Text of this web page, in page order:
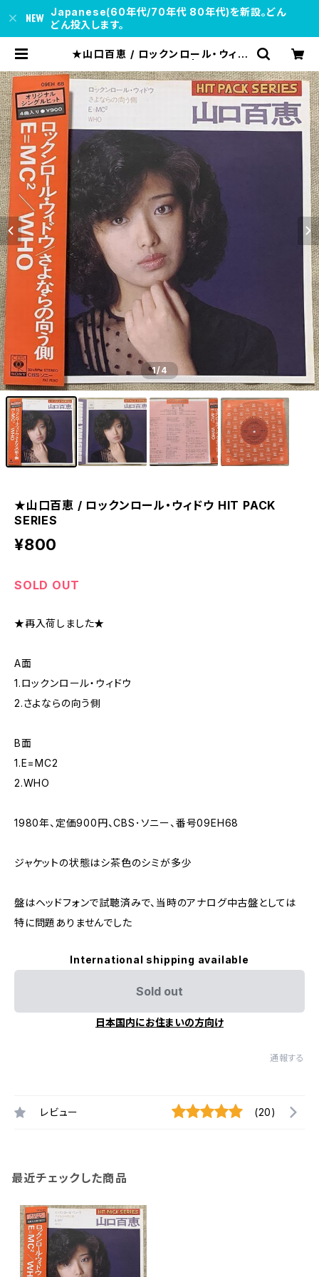
Japanese(60年代/70年代 80年代)を新設。どん
どん投入します。
★山口百恵 / ロックンロール・ウィド
pect records
1/4
★山口百恵 / ロックンロール・ウィドウ HIT PACK
SERIES
¥800
SOLD OUT
★再入荷しました★
A面
1.ロックンロール・ウィドウ
2.さよならの向う側
B面
1.E=MC2
2.WHO
1980年、定価900円、CBS･ソニー、番号09EH68
ジャケットの状態はシ茶色のシミが多少
盤はヘッドフォンで試聴済みで、当時のアナログ中古盤としては
特に問題ありませんでした
International shipping available
Sold out
日本国内にお住まいの方向け
通報する
レビュー (20)
最近チェックした商品